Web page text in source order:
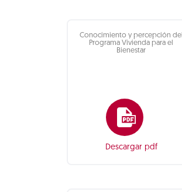
Conocimiento y percepción del
Programa Vivienda para el
Bienestar
Descargar pdf